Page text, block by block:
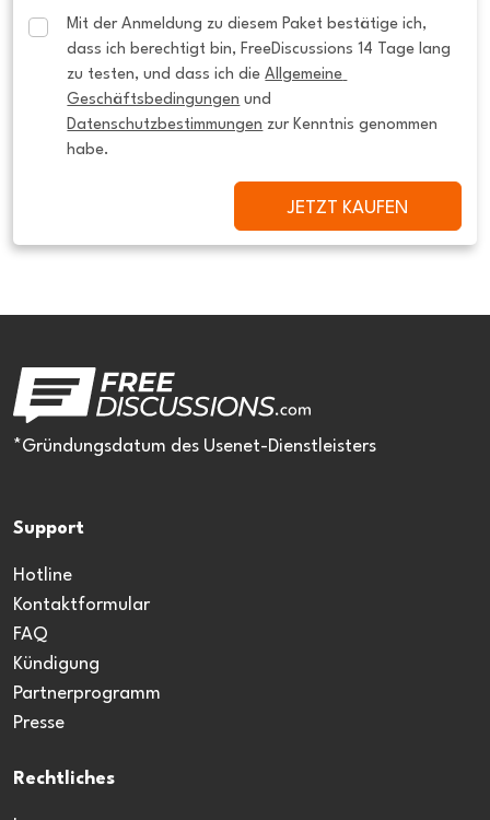
Mit der Anmeldung zu diesem Paket bestätige ich,
dass ich berechtigt bin, FreeDiscussions 14 Tage lang
zu testen, und dass ich die Allgemeine
Geschäftsbedingungen
Datenschutzbestimmungen zur Kenntnis genommen
habe.
JETZT KAUFEN
*Gründungsdatum des Usenet-Dienstleisters
Support
Hotline
Kontaktformular
FAQ
Kündigung
Partnerprogramm
Presse
Rechtliches